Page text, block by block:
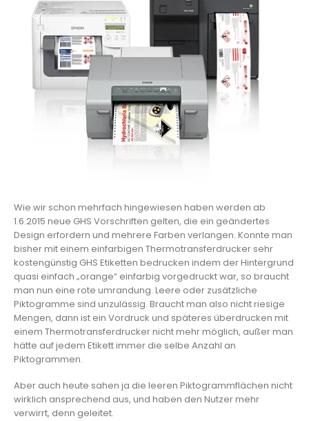
Wie wir schon mehrfach hingewiesen haben werden ab
1.6.2015 neue GHS Vorschriften gelten, die ein geändertes
Design erfordern und mehrere Farben verlangen. Konnte man
bisher mit einem einfarbigen Thermotransferdrucker sehr
kostengünstig GHS Etiketten bedrucken indem der Hintergrund
quasi einfach „orange“ einfarbig vorgedruckt war, so braucht
man nun eine rote umrandung. Leere oder zusätzliche
Piktogramme sind unzulässig. Braucht man also nicht riesige
Mengen, dann ist ein Vordruck und späteres überdrucken mit
einem Thermotransferdrucker nicht mehr möglich, außer man
hätte auf jedem Etikett immer die selbe Anzahl an
Piktogrammen.
Aber auch heute sahen ja die leeren Piktogrammflächen nicht
wirklich ansprechend aus, und haben den Nutzer mehr
verwirrt, denn geleitet.